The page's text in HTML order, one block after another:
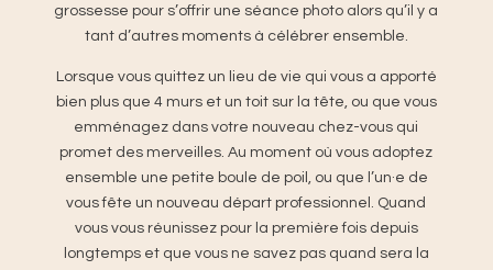
grossesse pour s’offrir une séance photo alors qu’il y a
tant d’autres moments à célébrer ensemble.
Lorsque vous quittez un lieu de vie qui vous a apporté
bien plus que 4 murs et un toit sur la tête, ou que vous
emménagez dans votre nouveau chez-vous qui
promet des merveilles. Au moment où vous adoptez
ensemble une petite boule de poil, ou que l’un·e de
vous fête un nouveau départ professionnel. Quand
vous vous réunissez pour la première fois depuis
longtemps et que vous ne savez pas quand sera la